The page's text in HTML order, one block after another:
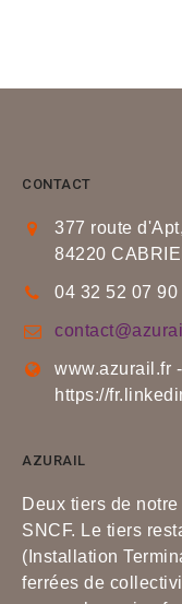
CONTACT
377 route
84220
04 32 52 07 90
www.azurail.fr -
https://
AZURAIL
Deux tiers de
SNCF. Le tiers
(Installation
ferrées de